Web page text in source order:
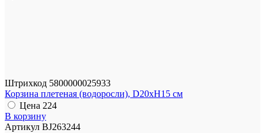
Штрихкод 5800000025933
Корзина плетеная (водоросли), D20xH15 см
Цена 224
В корзину
Артикул BJ263244